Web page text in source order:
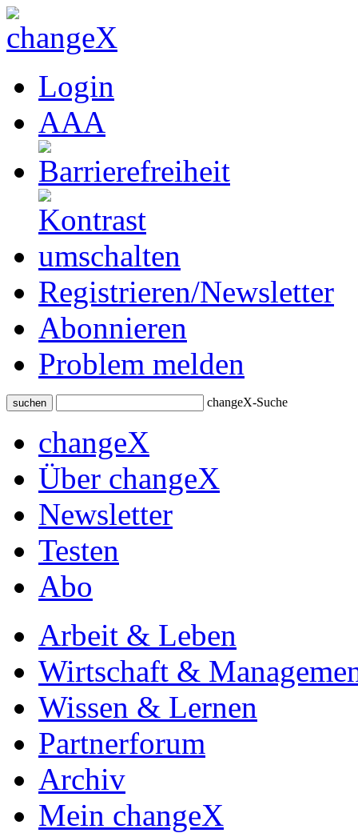
Login
AAA
Registrieren/Newsletter
Abonnieren
Problem melden
suchen changeX-Suche
changeX
Über changeX
Newsletter
Testen
Abo
Arbeit & Leben
Wirtschaft &
Wissen & Lernen
Partnerforum
Archiv
Mein changeX